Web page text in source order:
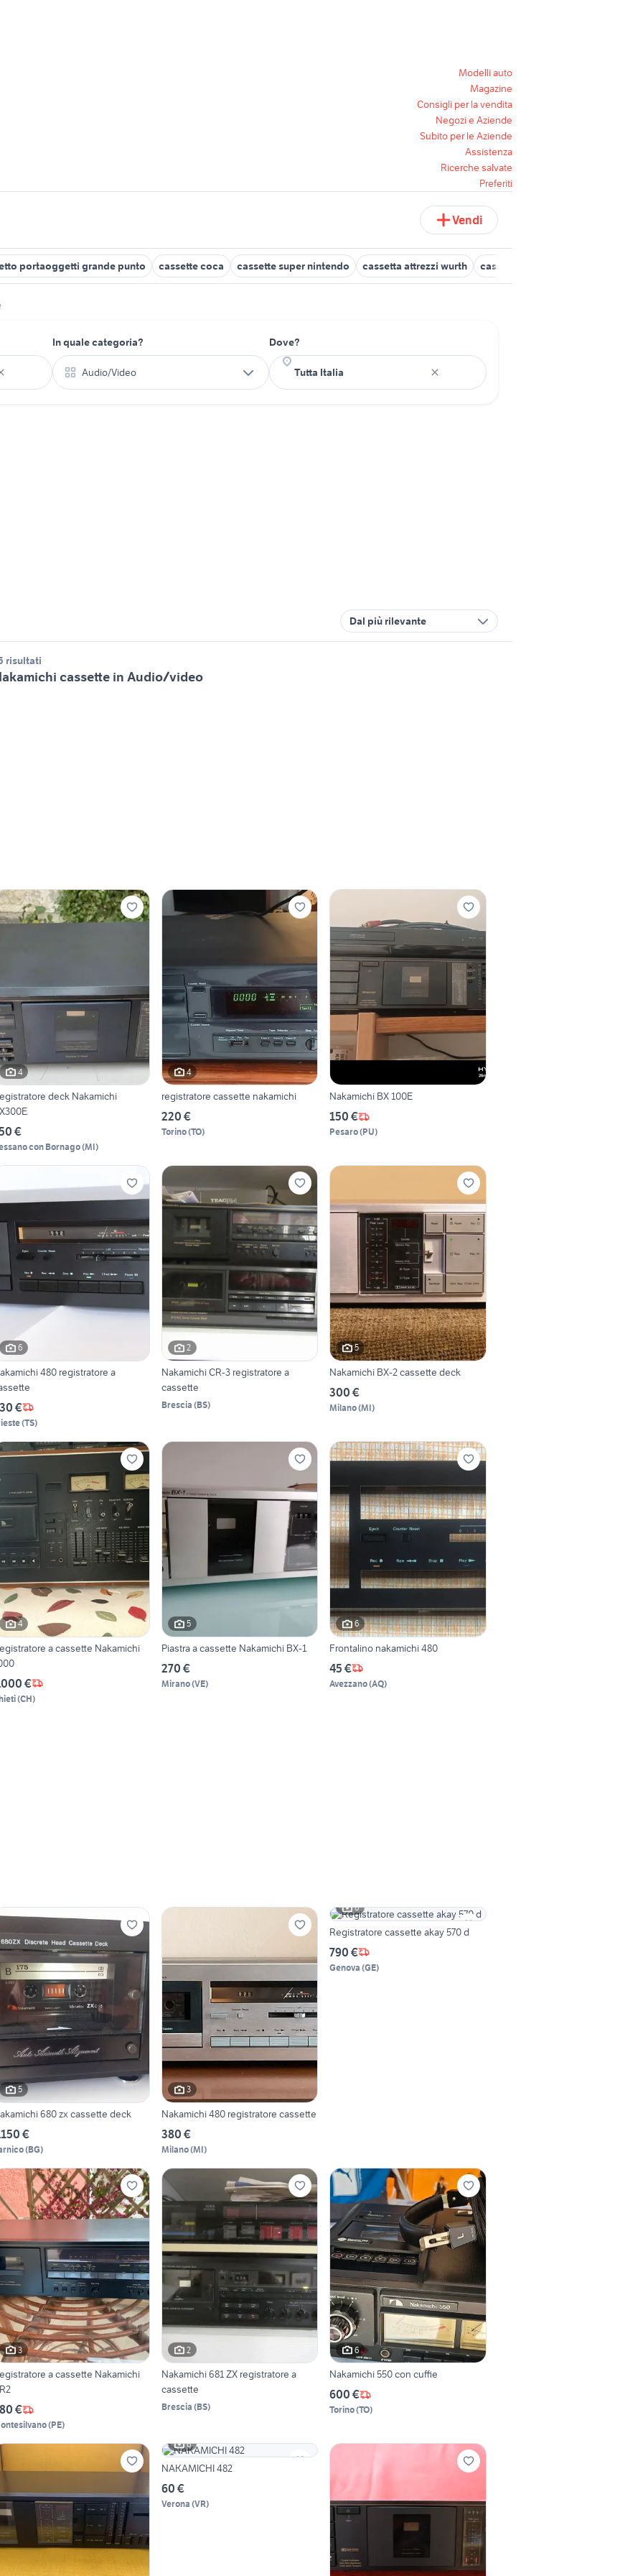
Modelli auto
Magazine
Consigli per la vendita
Negozi e Aziende
Subito per le Aziende
Assistenza
Ricerche salvate
Preferiti
Vendi
portaoggetti grande punto cassette coca cassette super nintendo cassetta attrezzi wurth cassetto cassa
In quale categoria?
Audio/Video
Dove?
Dal più rilevante
risultati
cassette in Audio/video
4
deck Nakamichi
€
con Bornago(MI)
4
registratore cassette nakamichi
220 €
Torino(TO)
Nakamichi BX 100E
150 €
Pesaro(PU)
6
480 registratore a
€
(TS)
2
Nakamichi CR-3 registratore a
cassette
Brescia (BS)
5
Nakamichi BX-2 cassette deck
300 €
Milano(MI)
4
a cassette Nakamichi
€
(CH)
5
Piastra a cassette Nakamichi BX-1
270 €
Mirano(VE)
6
Frontalino nakamichi 480
45 €
Avezzano(AQ)
5
680 zx cassette deck
€
(BG)
3
Nakamichi 480 registratore cassette
380 €
Milano(MI)
6
Registratore cassette akay 570 d
790 €
Genova (GE)
3
a cassette Nakamichi
€
(PE)
2
Nakamichi 681 ZX registratore a
cassette
Brescia (BS)
6
Nakamichi 550 con cuffie
600 €
Torino(TO)
6
NAKAMICHI 482
60 €
Verona (VR)